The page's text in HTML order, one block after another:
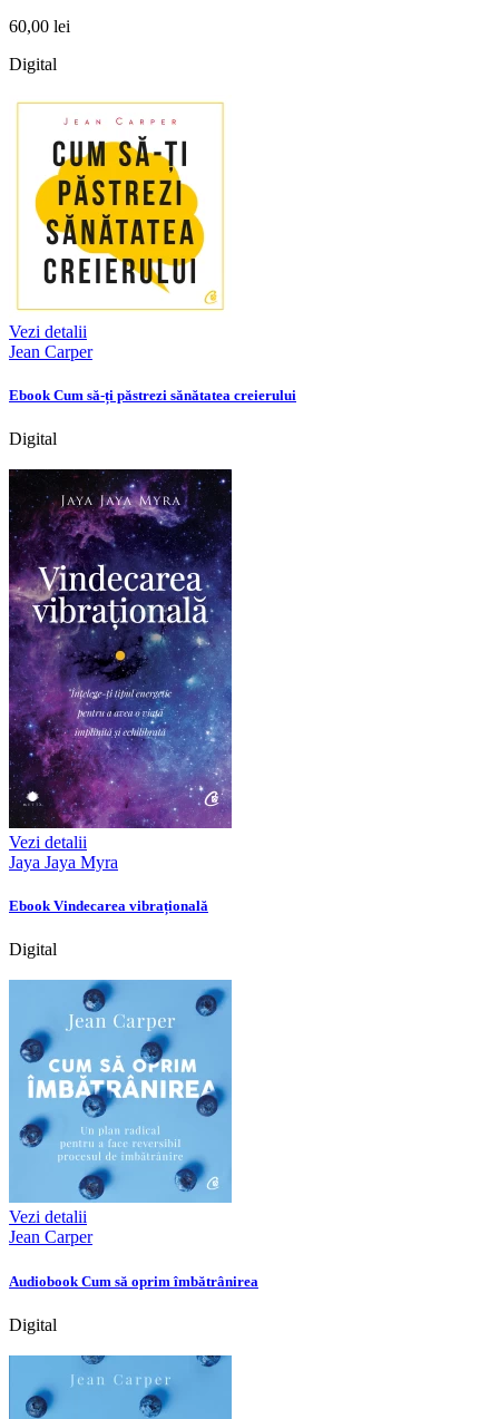
60,00 lei
Digital
Vezi detalii
Jean Carper
Ebook Cum să-ți păstrezi sănătatea creierului
Digital
Vezi detalii
Jaya Jaya Myra
Ebook Vindecarea vibrațională
Digital
Vezi detalii
Jean Carper
Audiobook Cum să oprim îmbătrânirea
Digital